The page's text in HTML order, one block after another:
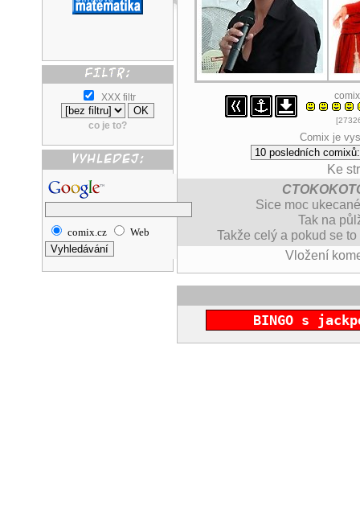
XXX filtr
co je to?
comix.cz Web
Comix je
Ke
Sice moc
Tak na
Takže celý a pokud se
Vložení
BINGO s